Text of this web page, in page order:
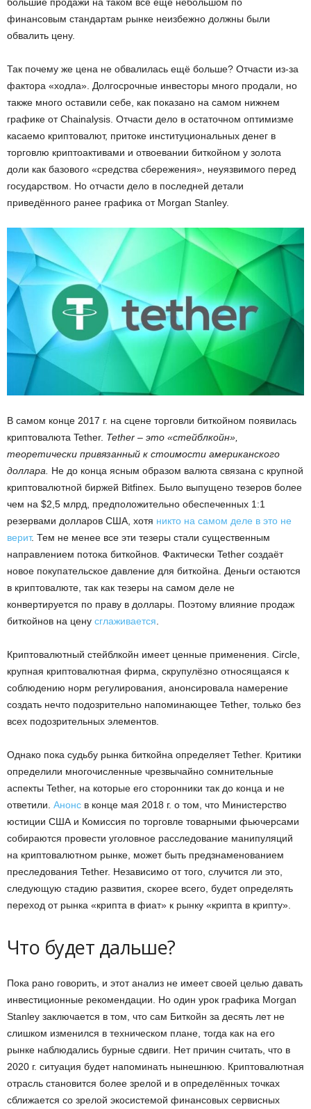
большие продажи на таком всё ещё небольшом по
финансовым стандартам рынке неизбежно должны были
обвалить цену.
Так почему же цена не обвалилась ещё больше? Отчасти из-за
фактора «ходла». Долгосрочные инвесторы много продали, но
также много оставили себе, как показано на самом нижнем
графике от Chainalysis. Отчасти дело в остаточном оптимизме
касаемо криптовалют, притоке институциональных денег в
торговлю криптоактивами и отвоевании биткойном у золота
доли как базового «средства сбережения», неуязвимого перед
государством. Но отчасти дело в последней детали
приведённого ранее графика от Morgan Stanley.
В самом конце 2017 г. на сцене торговли биткойном появилась
криптовалюта Tether. Tether – это «стейблкойн»,
теоретически привязанный к стоимости американского
доллара.
Не до конца ясным образом валюта связана с крупной
криптовалютной биржей Bitfinex. Было выпущено тезеров более
чем на $2,5 млрд, предположительно обеспеченных 1:1
резервами долларов США, хотя никто на самом деле в это не
верит. Тем не менее все эти тезеры стали существенным
направлением потока биткойнов. Фактически Tether создаёт
новое покупательское давление для биткойна. Деньги остаются
в криптовалюте, так как тезеры на самом деле не
конвертируется по праву в доллары. Поэтому влияние продаж
биткойнов на цену сглаживается
Криптовалютный стейблкойн имеет ценные применения. Circle,
крупная криптовалютная фирма, скрупулёзно относящаяся к
соблюдению норм регулирования, анонсировала намерение
создать нечто подозрительно напоминающее Tether, только без
всех подозрительных элементов.
Однако пока судьбу рынка биткойна определяет Tether. Критики
определили многочисленные чрезвычайно сомнительные
аспекты Tether, на которые его сторонники так до конца и не
ответили. Анонс в конце мая 2018 г. о том, что Министерство
юстиции США и Комиссия по торговле товарными фьючерсами
собираются провести уголовное расследование манипуляций
на криптовалютном рынке, может быть предзнаменованием
преследования Tether. Независимо от того, случится ли это,
следующую стадию развития, скорее всего, будет определять
переход от рынка «крипта в фиат» к рынку «крипта в крипту».
Что будет дальше?
Пока рано говорить, и этот анализ не имеет своей целью давать
инвестиционные рекомендации. Но один урок графика Morgan
Stanley заключается в том, что сам Биткойн за десять лет не
слишком изменился в техническом плане, тогда как на его
рынке наблюдались бурные сдвиги. Нет причин считать, что в
2020 г. ситуация будет напоминать нынешнюю. Криптовалютная
отрасль становится более зрелой и в определённых точках
сближается со зрелой экосистемой финансовых сервисных